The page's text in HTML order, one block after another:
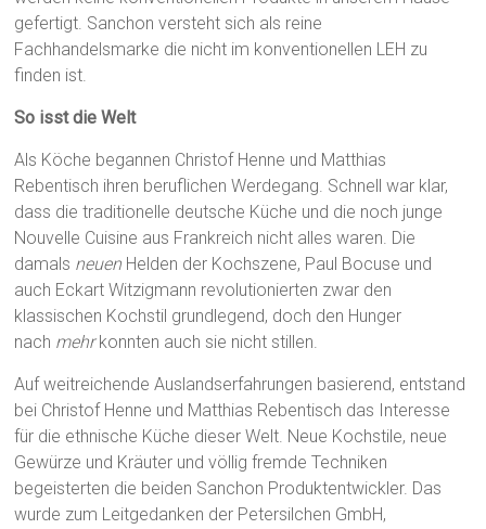
gefertigt. Sanchon versteht sich als reine
Fachhandelsmarke die nicht im konventionellen LEH zu
finden ist.
So isst die Welt
Als Köche begannen Christof Henne und Matthias
Rebentisch ihren beruflichen Werdegang. Schnell war klar,
dass die traditionelle deutsche Küche und die noch junge
Nouvelle Cuisine aus Frankreich nicht alles waren. Die
damals neuen Helden der Kochszene, Paul Bocuse und
auch Eckart Witzigmann revolutionierten zwar den
klassischen Kochstil grundlegend, doch den Hunger
nach mehrkonnten auch sie nicht stillen.
Auf weitreichende Auslandserfahrungen basierend, entstand
bei Christof Henne und Matthias Rebentisch das Interesse
für die ethnische Küche dieser Welt. Neue Kochstile, neue
Gewürze und Kräuter und völlig fremde Techniken
begeisterten die beiden Sanchon Produktentwickler. Das
wurde zum Leitgedanken der Petersilchen GmbH,